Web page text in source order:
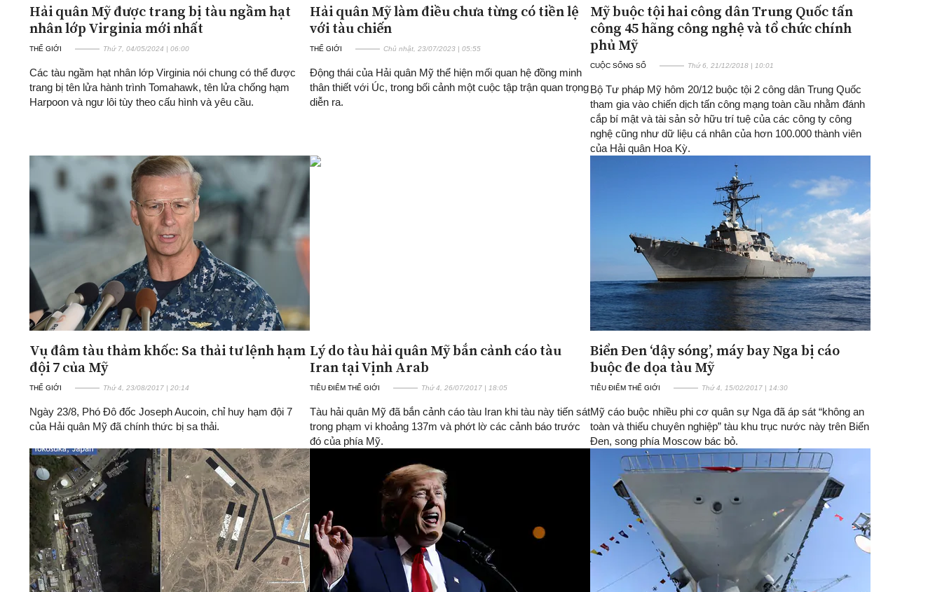
Hải quân Mỹ được trang bị tàu ngầm hạt
nhân lớp Virginia mới nhất
THẾ GIỚI Thứ 7, 04/05/2024 | 06:00
Các tàu ngầm hạt nhân lớp Virginia nói chung có thể được
trang bị tên lửa hành trình Tomahawk, tên lửa chống hạm
Harpoon và ngư lôi tùy theo cấu hình và yêu cầu.
Hải quân Mỹ làm điều chưa từng có tiền lệ
với tàu chiến
THẾ GIỚI Chủ nhật, 23/07/2023 | 05:55
Động thái của Hải quân Mỹ thể hiện mối quan hệ đồng minh
thân thiết với Úc, trong bối cảnh một cuộc tập trận quan trọng
diễn ra.
Mỹ buộc tội hai công dân Trung Quốc tấn
công 45 hãng công nghệ và tổ chức chính
phủ Mỹ
CUỘC SỐNG SỐ Thứ 6, 21/12/2018 | 10:01
Bộ Tư pháp Mỹ hôm 20/12 buộc tội 2 công dân Trung Quốc
tham gia vào chiến dịch tấn công mạng toàn cầu nhằm đánh
cắp bí mật và tài sản sở hữu trí tuệ của các công ty công
nghệ cũng như dữ liệu cá nhân của hơn 100.000 thành viên
của Hải quân Hoa Kỳ.
Vụ đâm tàu thảm khốc: Sa thải tư lệnh hạm
đội 7 của Mỹ
THẾ GIỚI Thứ 4, 23/08/2017 | 20:14
Ngày 23/8, Phó Đô đốc Joseph Aucoin, chỉ huy hạm đội 7
của Hải quân Mỹ đã chính thức bị sa thải.
Lý do tàu hải quân Mỹ bắn cảnh cáo tàu
Iran tại Vịnh Arab
TIÊU ĐIỂM THẾ GIỚI Thứ 4, 26/07/2017 | 18:05
Tàu hải quân Mỹ đã bắn cảnh cáo tàu Iran khi tàu này tiến sát
trong phạm vi khoảng 137m và phớt lờ các cảnh báo trước
đó của phía Mỹ.
Biển Đen ‘dậy sóng’, máy bay Nga bị cáo
buộc đe dọa tàu Mỹ
TIÊU ĐIỂM THẾ GIỚI Thứ 4, 15/02/2017 | 14:30
Mỹ cáo buộc nhiều phi cơ quân sự Nga đã áp sát “không an
toàn và thiếu chuyên nghiệp” tàu khu trục nước này trên Biển
Đen, song phía Moscow bác bỏ.